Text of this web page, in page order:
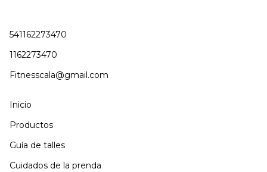
541162273470
1162273470
Fitnesscala@gmail.com
Inicio
Productos
Guía de talles
Cuidados de la prenda